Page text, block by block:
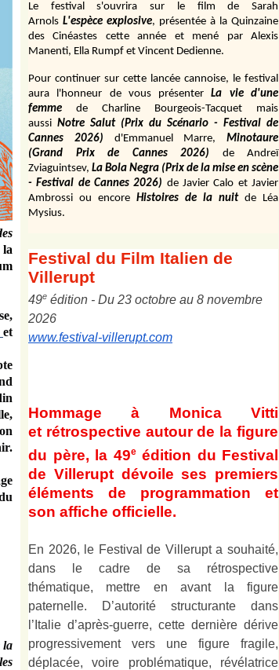
la
et
la
Le festival s'ouvrira sur le film de Sarah
Arnols L'espèce explosive, présentée à la Quinzaine
des Cinéastes cette année et mené par Alexis
Manenti, Ella Rumpf et Vincent Dedienne.
Pour continuer sur cette lancée cannoise, le festival
aura l'honneur de vous présenter
La vie d'une
femme
de Charline Bourgeois-Tacquet
mais
aussi Notre Salut (Prix du Scénario - Festival de
Cannes 2026)
d'Emmanuel Marre,
Minotaure
(Grand Prix de Cannes 2026)
de Andreï
Zviaguintsev, La Bola Negra (Prix de la mise en scène
- Festival de Cannes 2026) de Javier Calo et Javier
Ambrossi ou encore Histoires de la nuit de Léa
Mysius.
Festival du Film Italien de
Villerupt
49e édition - Du 23 octobre au 8 novembre
2026
www.festival-villerupt.com
Hommage à Monica Vitti
et rétrospective autour de la figure
du père, la 49e édition du Festival
de Villerupt dévoile ses premiers
éléments de programmation et
son affiche officielle.
En 2026, le Festival de Villerupt a souhaité,
dans le cadre de sa rétrospective
thématique, mettre en avant la figure
paternelle. D’autorité structurante dans
l’Italie d’après-guerre, cette dernière dérive
progressivement vers une figure fragile,
déplacée, voire problématique, révélatrice